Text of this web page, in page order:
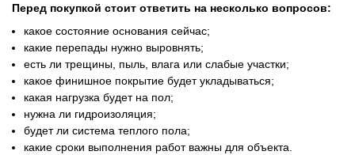
Перед покупкой стоит ответить на несколько вопросов:
какое состояние основания сейчас;
какие перепады нужно выровнять;
есть ли трещины, пыль, влага или слабые участки;
какое финишное покрытие будет укладываться;
какая нагрузка будет на пол;
нужна ли гидроизоляция;
будет ли система теплого пола;
какие сроки выполнения работ важны для объекта.